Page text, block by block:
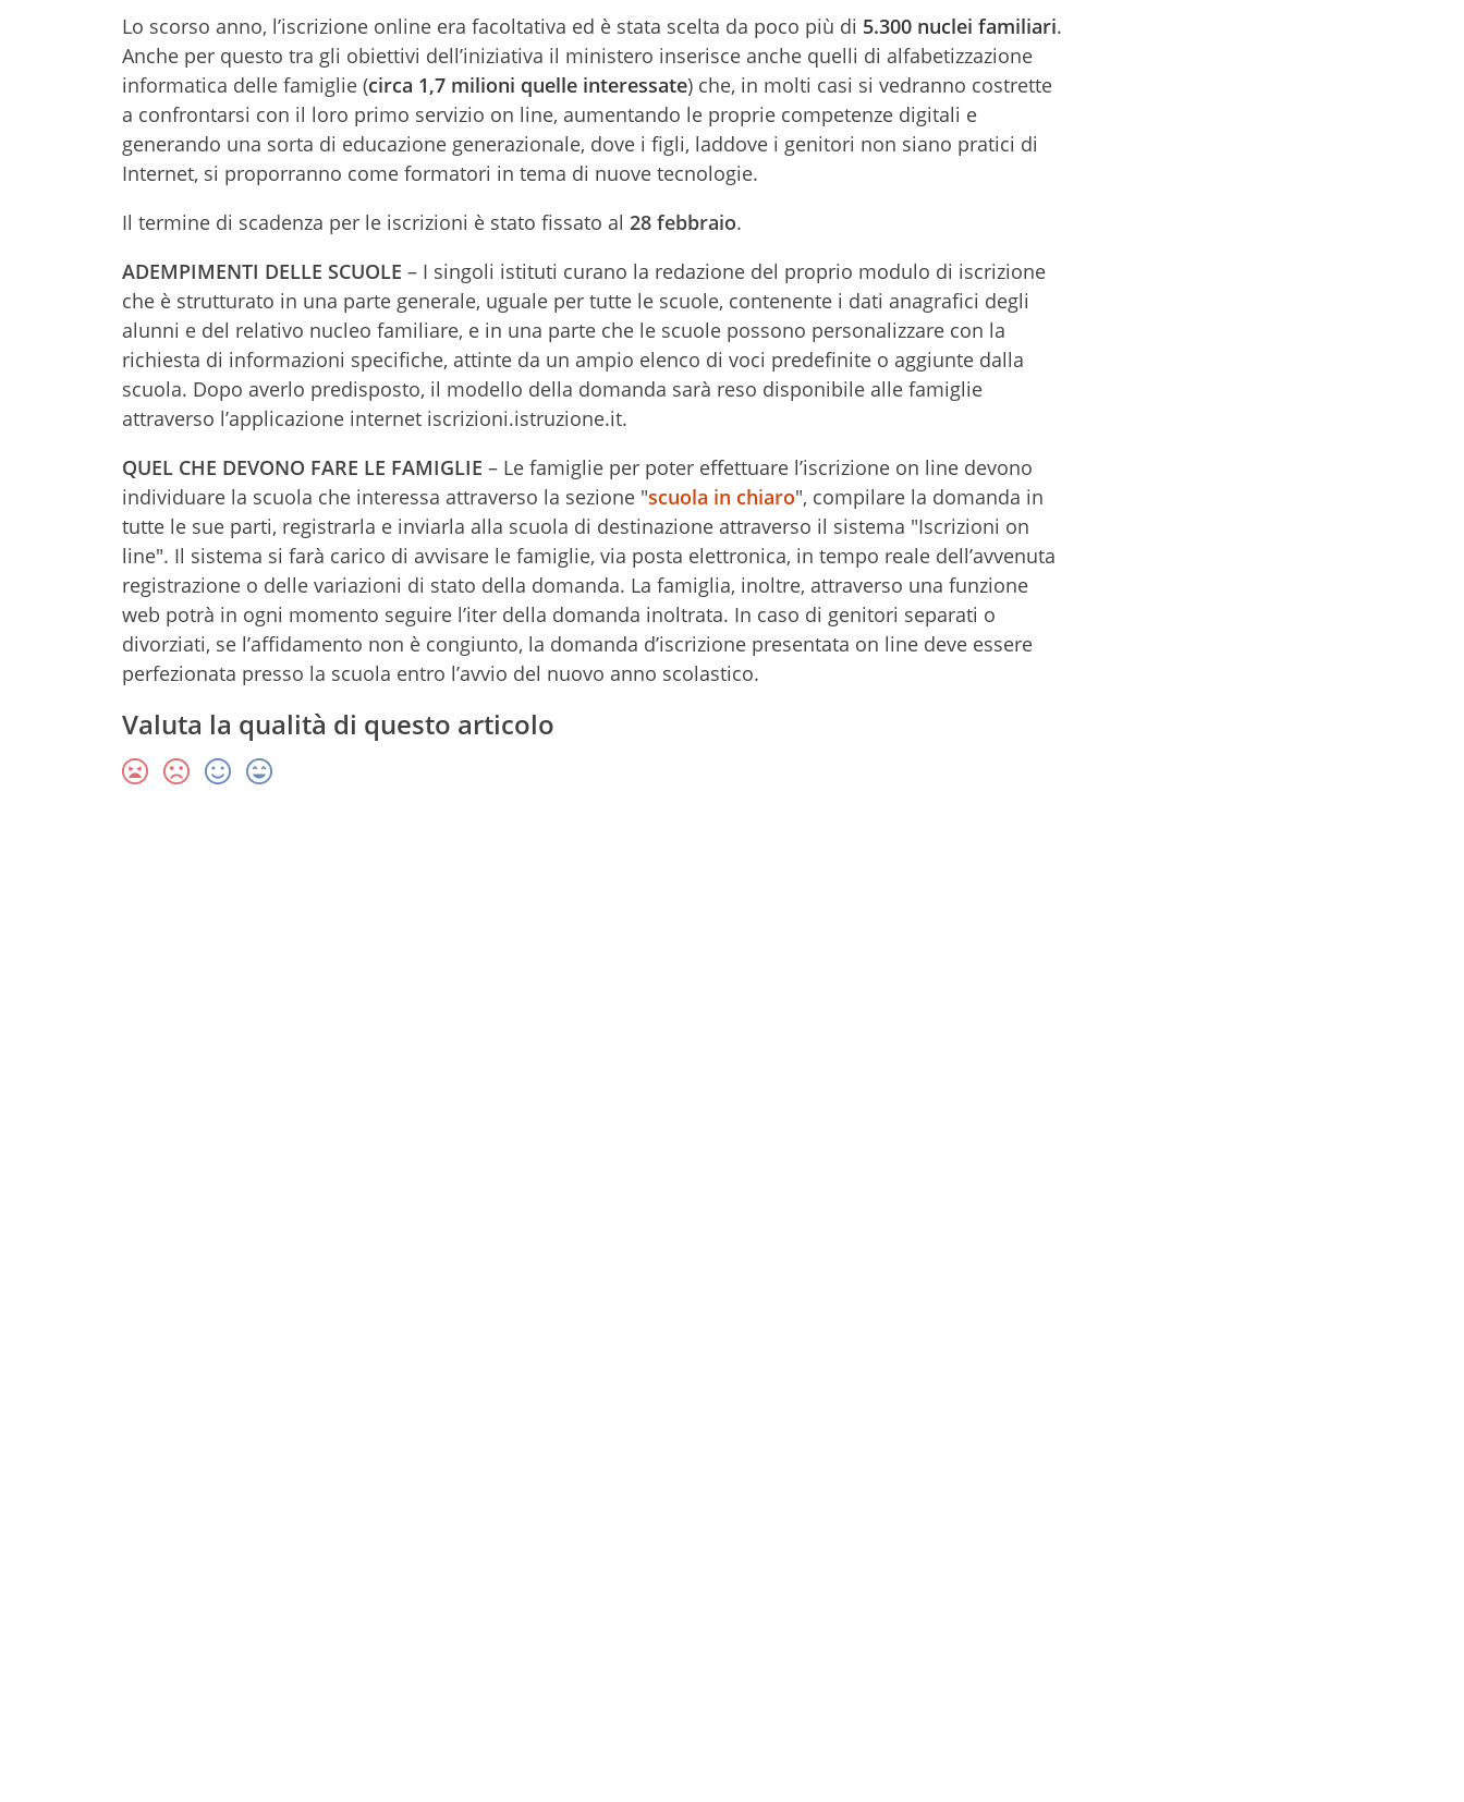
Lo scorso anno, l’iscrizione online era facoltativa ed è stata scelta da poco più di 5.300 nuclei familiari.
Anche per questo tra gli obiettivi dell’iniziativa il ministero inserisce anche quelli di alfabetizzazione
informatica delle famiglie (circa 1,7 milioni quelle interessate) che, in molti casi si vedranno costrette
a confrontarsi con il loro primo servizio on line, aumentando le proprie competenze digitali e
generando una sorta di educazione generazionale, dove i figli, laddove i genitori non siano pratici di
Internet, si proporranno come formatori in tema di nuove tecnologie.
Il termine di scadenza per le iscrizioni è stato fissato al 28 febbraio.
ADEMPIMENTI DELLE SCUOLE – I singoli istituti curano la redazione del proprio modulo di iscrizione
che è strutturato in una parte generale, uguale per tutte le scuole, contenente i dati anagrafici degli
alunni e del relativo nucleo familiare, e in una parte che le scuole possono personalizzare con la
richiesta di informazioni specifiche, attinte da un ampio elenco di voci predefinite o aggiunte dalla
scuola. Dopo averlo predisposto, il modello della domanda sarà reso disponibile alle famiglie
attraverso l’applicazione internet iscrizioni.istruzione.it.
QUEL CHE DEVONO FARE LE FAMIGLIE – Le famiglie per poter effettuare l’iscrizione on line devono
individuare la scuola che interessa attraverso la sezione "scuola in chiaro", compilare la domanda in
tutte le sue parti, registrarla e inviarla alla scuola di destinazione attraverso il sistema "Iscrizioni on
line". Il sistema si farà carico di avvisare le famiglie, via posta elettronica, in tempo reale dell’avvenuta
registrazione o delle variazioni di stato della domanda. La famiglia, inoltre, attraverso una funzione
web potrà in ogni momento seguire l’iter della domanda inoltrata. In caso di genitori separati o
divorziati, se l’affidamento non è congiunto, la domanda d’iscrizione presentata on line deve essere
perfezionata presso la scuola entro l’avvio del nuovo anno scolastico.
Valuta la qualità di questo articolo